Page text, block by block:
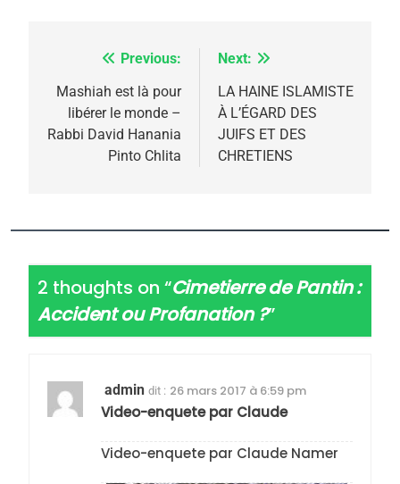
Navigation
de
l’article
Previous:
Mashiah est là pour
libérer le monde –
Rabbi David Hanania
Pinto Chlita
Next:
LA HAINE ISLAMISTE
À L’ÉGARD DES
JUIFS ET DES
CHRETIENS
2 thoughts on “Cimetierre de Pantin :
Accident ou Profanation ?”
admin dit : 26 mars 2017 à 6:59 pm
Video-enquete par Claude
Video-enquete par Claude Namer